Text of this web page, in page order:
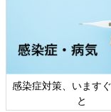
、いますぐできるこ